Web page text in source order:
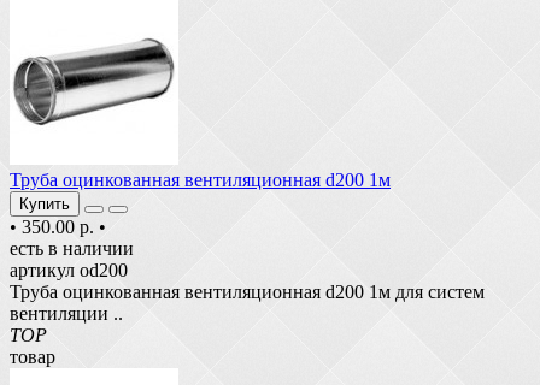
Труба оцинкованная вентиляционная d200 1м
Купить
• 350.00 р. •
есть в наличии
артикул od200
Труба оцинкованная вентиляционная d200 1м для систем
вентиляции ..
TOP
товар